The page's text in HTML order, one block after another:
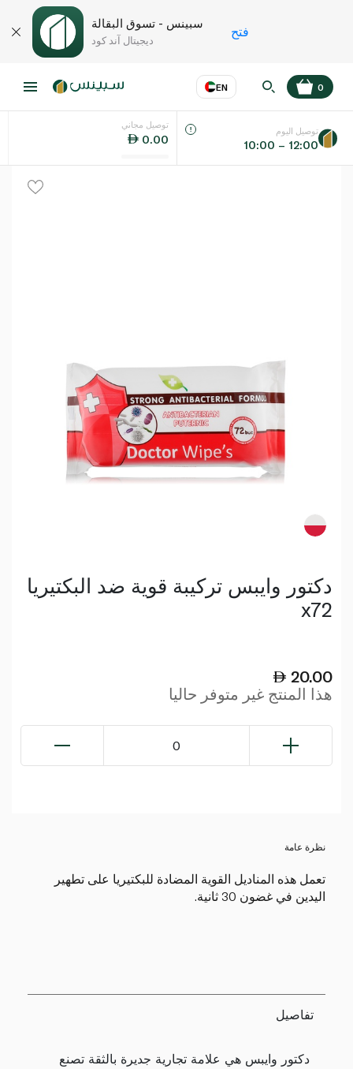
سبينس - تسوق البقالة
ديجيتال آند كود
فتح
EN
اللغة عر
0
توصيل مجاني
0.00
توصيل اليوم
10:00 – 12:00
دكتور وايبس تركيبة قوية ضد البكتيريا
x72
20.00
هذا المنتج غير متوفر حاليا
0
نظرة عامة
تعمل هذه المناديل القوية المضادة للبكتيريا على تطهير
اليدين في غضون 30 ثانية.
تفاصيل
دكتور وايبس هي علامة تجارية جديرة بالثقة تصنع